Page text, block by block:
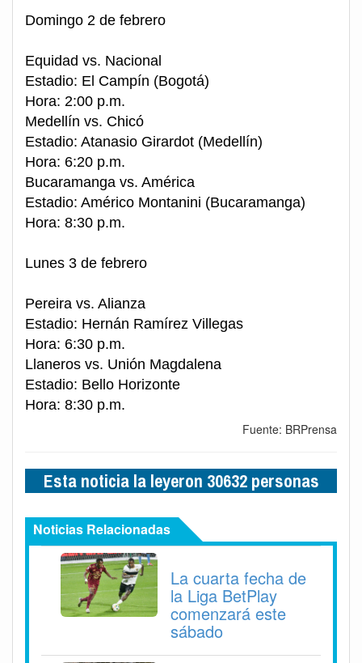
Domingo 2 de febrero
Equidad vs. Nacional
Estadio: El Campín (Bogotá)
Hora: 2:00 p.m.
Medellín vs. Chicó
Estadio: Atanasio Girardot (Medellín)
Hora: 6:20 p.m.
Bucaramanga vs. América
Estadio: Américo Montanini (Bucaramanga)
Hora: 8:30 p.m.
Lunes 3 de febrero
Pereira vs. Alianza
Estadio: Hernán Ramírez Villegas
Hora: 6:30 p.m.
Llaneros vs. Unión Magdalena
Estadio: Bello Horizonte
Hora: 8:30 p.m.
Fuente: BRPrensa
Esta noticia la leyeron 30632 personas
Noticias Relacionadas
La cuarta fecha de
la Liga BetPlay
comenzará este
sábado